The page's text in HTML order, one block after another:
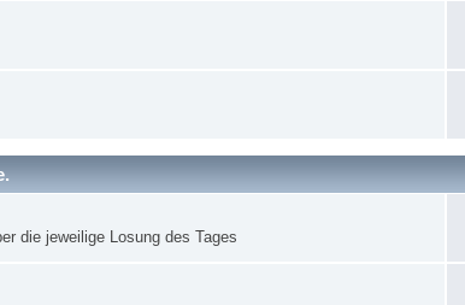
die jeweilige Losung des Tages